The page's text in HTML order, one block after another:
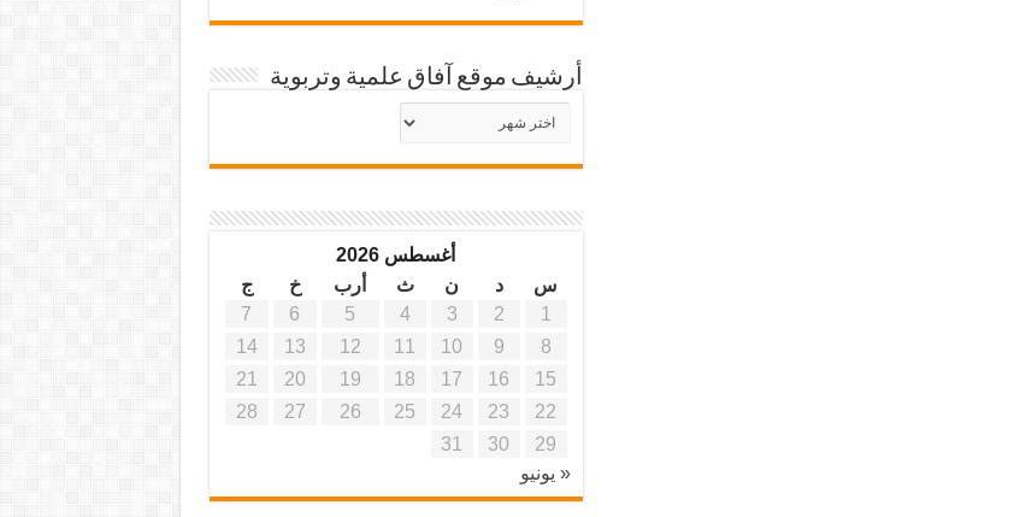
أرشيف موقع آفاق علمية وتربوية
أرشيف
موقع
أغسطس 2026
س
د ن ث أرب خ
ج
1
2
3
4
5
6
7
8
9
10
11
12
13
14
15
16
17
18
19
20
21
22
23
24
25
26
27
28
29
30
31
« يونيو